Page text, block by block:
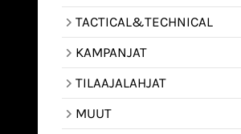
TACTICAL&TECHNICAL
KAMPANJAT
TILAAJALAHJAT
MUUT